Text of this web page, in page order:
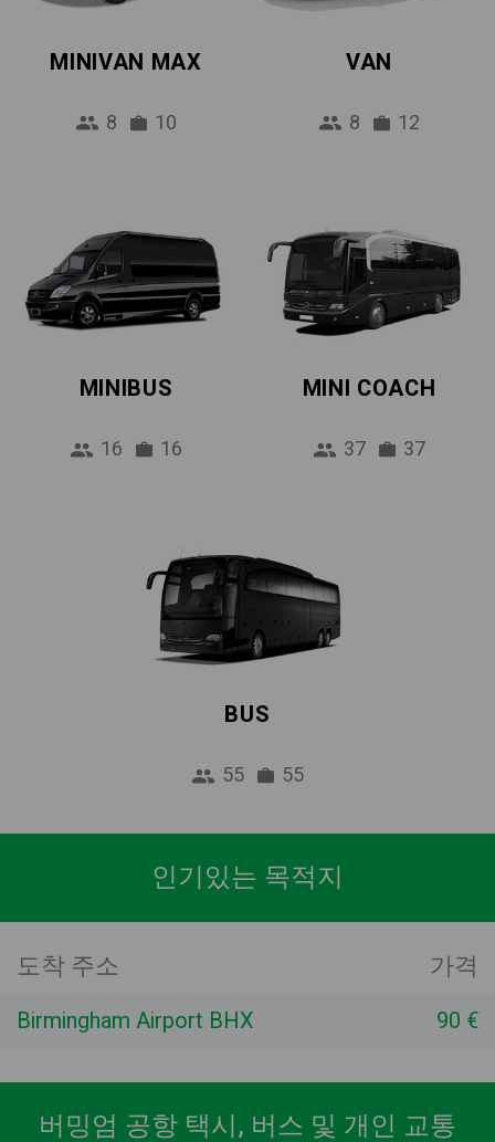
MINIVAN MAX
8 10
VAN
8 12
MINIBUS
16 16
MINI COACH
37 37
BUS
55 55
인기있는 목적지
도착 주소 가격
Birmingham Airport BHX 90 €
버밍엄 공항 택시, 버스 및 개인 교통